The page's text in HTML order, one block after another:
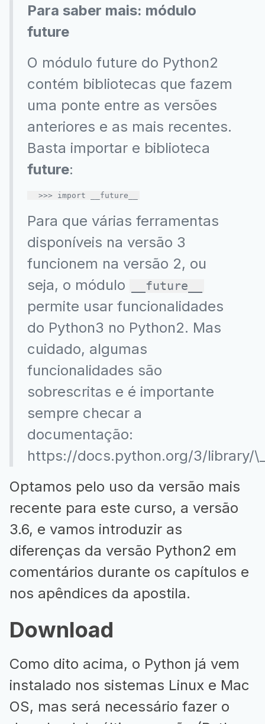
Para saber mais: módulo
future
O módulo future do Python2
contém bibliotecas que fazem
uma ponte entre as versões
anteriores e as mais recentes.
Basta importar e biblioteca
future:
  >>>
import __future__
Para que várias ferramentas
disponíveis na versão 3
funcionem na versão 2, ou
seja, o módulo
__future__
permite usar funcionalidades
do Python3 no Python2. Mas
cuidado, algumas
funcionalidades são
sobrescritas e é importante
sempre checar a
documentação:
https://docs.python.org/3/library/
Optamos pelo uso da versão mais
recente para este curso, a versão
3.6, e vamos introduzir as
diferenças da versão Python2 em
comentários durante os capítulos e
nos apêndices da apostila.
Download
Como dito acima, o Python já vem
instalado nos sistemas Linux e Mac
OS, mas será necessário fazer o